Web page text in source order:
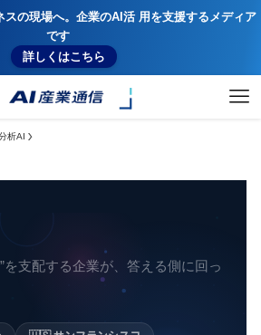
の現場へ。企業のAI活 用を支援するメディア
です
詳しくはこちら
析AI
”を支配する企業が、答える側に回っ